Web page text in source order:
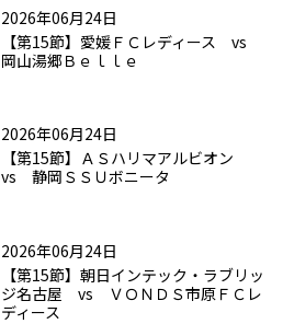
2026年06月24日
【第15節】愛媛ＦＣレディース vs
岡山湯郷Ｂｅｌｌｅ
2026年06月24日
【第15節】ＡＳハリマアルビオン
vs 静岡ＳＳＵボニータ
2026年06月24日
【第15節】朝日インテック・ラブリッ
ジ名古屋 vs ＶＯＮＤＳ市原ＦＣレ
ディース